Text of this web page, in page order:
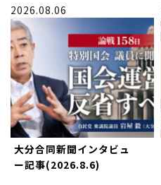
2026.08.06
大分合同新聞インタビュ
ー記事(2026.8.6)